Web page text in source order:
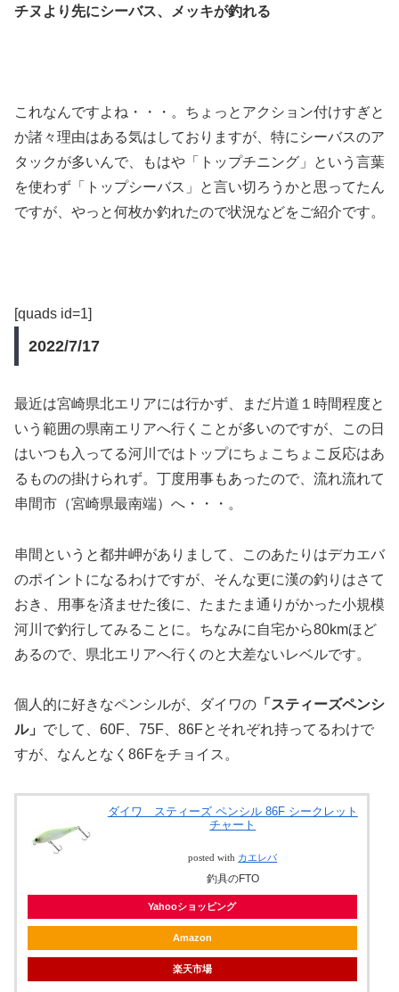
チヌより先にシーバス、メッキが釣れる
これなんですよね・・・。ちょっとアクション付けすぎと
か諸々理由はある気はしておりますが、特にシーバスのア
タックが多いんで、もはや「トップチニング」という言葉
を使わず「トップシーバス」と言い切ろうかと思ってたん
ですが、やっと何枚か釣れたので状況などをご紹介です。
[quads id=1]
2022/7/17
最近は宮崎県北エリアには行かず、まだ片道１時間程度と
いう範囲の県南エリアへ行くことが多いのですが、この日
はいつも入ってる河川ではトップにちょこちょこ反応はあ
るものの掛けられず。丁度用事もあったので、流れ流れて
串間市（宮崎県最南端）へ・・・。
串間というと都井岬がありまして、このあたりはデカエバ
のポイントになるわけですが、そんな更に漢の釣りはさて
おき、用事を済ませた後に、たまたま通りがかった小規模
河川で釣行してみることに。ちなみに自宅から80kmほど
あるので、県北エリアへ行くのと大差ないレベルです。
個人的に好きなペンシルが、ダイワの 「スティーズペンシ
ル」 でして、60F、75F、86Fとそれぞれ持ってるわけで
すが、なんとなく86Fをチョイス。
ダイワ スティーズ ペンシル 86F シークレット
チャート
posted with カエレバ
釣具のFTO
Yahooショッピング
Amazon
楽天市場